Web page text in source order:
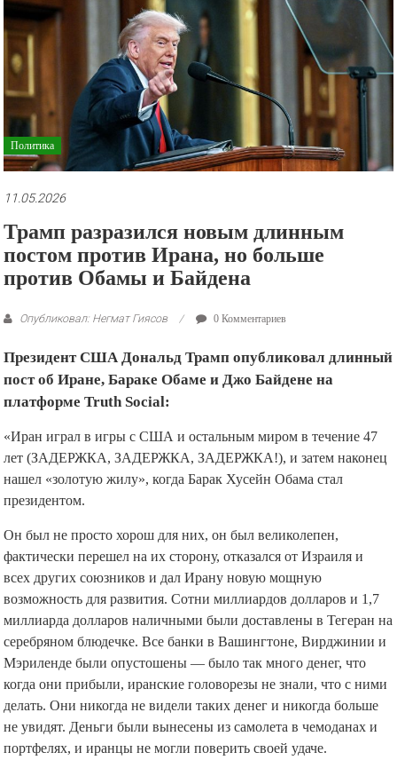
рекламные
ролики
и
презентации.
Политика
11.05.2026
Трамп разразился новым длинным
постом против Ирана, но больше
против Обамы и Байдена
Опубликовал: Негмат Гиясов 0 Комментариев
Президент США Дональд Трамп опубликовал длинный
пост об Иране, Бараке Обаме и Джо Байдене на
платформе Truth Social:
«Иран играл в игры с США и остальным миром в течение 47
лет (ЗАДЕРЖКА, ЗАДЕРЖКА, ЗАДЕРЖКА!), и затем наконец
нашел «золотую жилу», когда Барак Хусейн Обама стал
президентом.
Он был не просто хорош для них, он был великолепен,
фактически перешел на их сторону, отказался от Израиля и
всех других союзников и дал Ирану новую мощную
возможность для развития. Сотни миллиардов долларов и 1,7
миллиарда долларов наличными были доставлены в Тегеран на
серебряном блюдечке. Все банки в Вашингтоне, Вирджинии и
Мэриленде были опустошены — было так много денег, что
когда они прибыли, иранские головорезы не знали, что с ними
делать. Они никогда не видели таких денег и никогда больше
не увидят. Деньги были вынесены из самолета в чемоданах и
портфелях, и иранцы не могли поверить своей удаче.